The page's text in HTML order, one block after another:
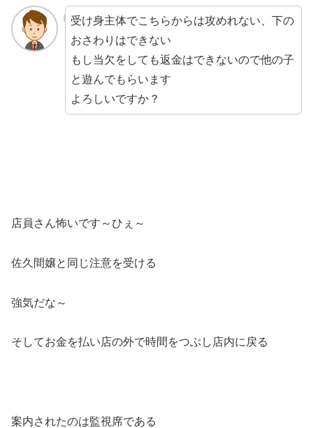
受け身主体でこちらからは攻めれない、下の
おさわりはできない
もし当欠をしても返金はできないので他の子
と遊んでもらいます
よろしいですか？
店員さん怖いです～ひぇ～
佐久間嬢と同じ注意を受ける
強気だな～
そしてお金を払い店の外で時間をつぶし店内に戻る
案内されたのは監視席である